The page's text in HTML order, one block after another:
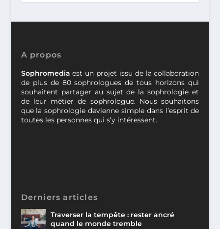
A propos
Sophromedia est un projet issu de la collaboration
de plus de 80 sophrologues de tous horizons qui
souhaitent partager au sujet de la sophrologie et
de leur métier de sophrologue. Nous souhaitons
que la sophrologie devienne simple dans l’esprit de
toutes les personnes qui s’y intéressent.
Derniers articles
Traverser la tempête : rester ancré
quand le monde tremble